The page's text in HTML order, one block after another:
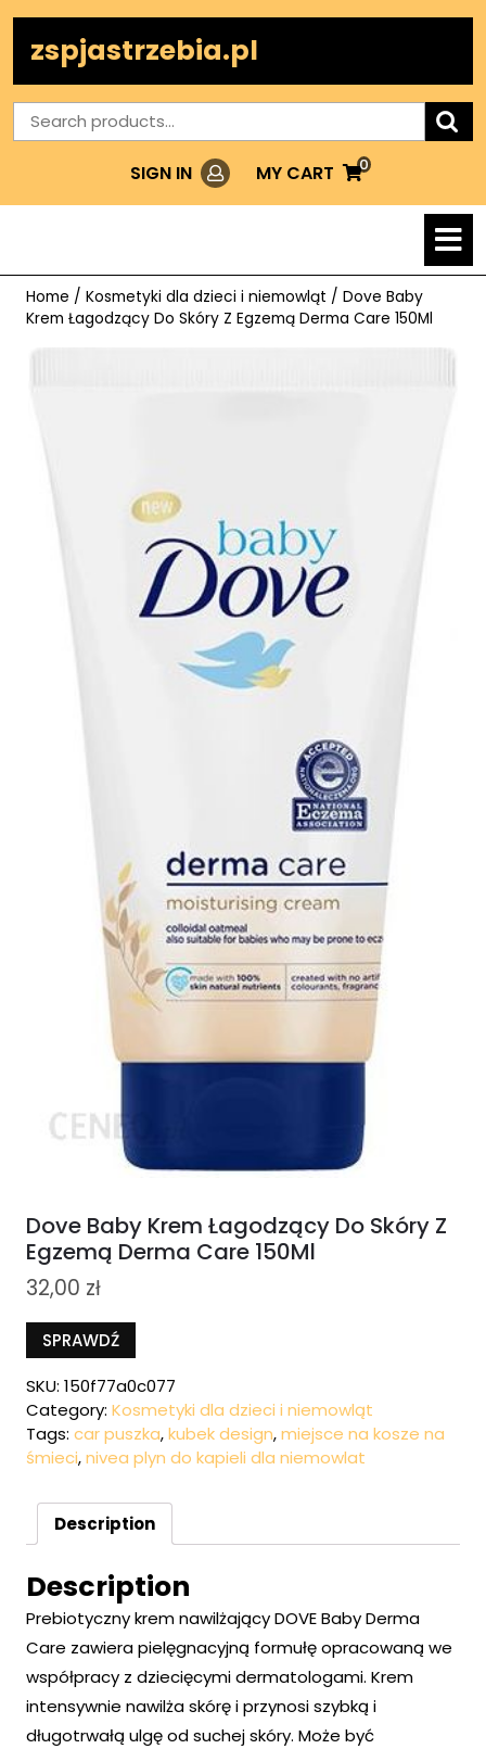
contentzspjastrzebia.pl
Search
for:
SIGN IN LoginMY CART
MY
0
Home / Kosmetyki dla dzieci i niemowląt / Dove Baby
Krem Łagodzący Do Skóry Z Egzemą Derma Care 150Ml
Dove Baby Krem Łagodzący Do Skóry Z
Egzemą Derma Care 150Ml
32,00 zł
SPRAWDŹ
SKU: 150f77a0c077
Category: Kosmetyki dla dzieci i niemowląt
Tags: car puszka,kubek design,miejsce na kosze na
śmieci,nivea plyn do kapieli dla niemowlat
Description
Description
Prebiotyczny krem nawilżający DOVE Baby Derma
Care zawiera pielęgnacyjną formułę opracowaną we
współpracy z dziecięcymi dermatologami. Krem
intensywnie nawilża skórę i przynosi szybką i
długotrwałą ulgę od suchej skóry. Może być